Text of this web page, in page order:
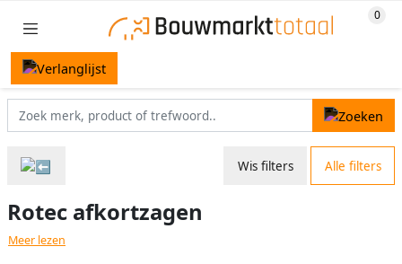
Wis filters Alle filters
Rotec afkortzagen
Meer lezen